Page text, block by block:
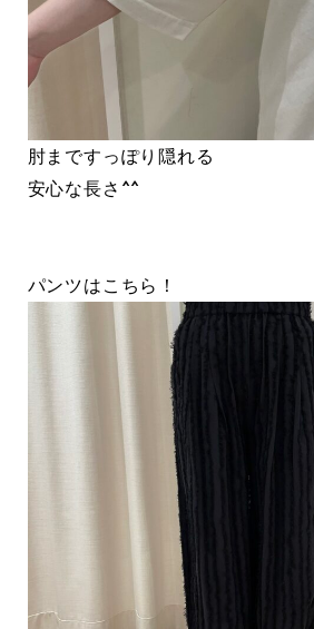
肘まですっぽり隠れる
安心な長さ^^
パンツはこちら！